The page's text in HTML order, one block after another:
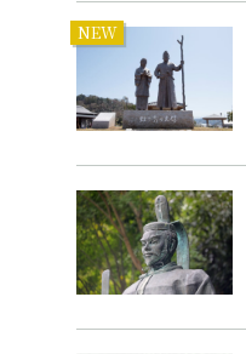
NEW